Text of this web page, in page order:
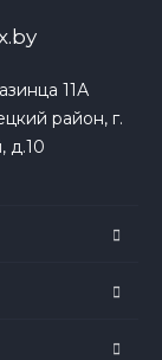
11А
район, г.
д.10